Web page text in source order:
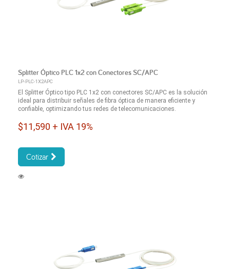
Splitter Óptico PLC 1x2 con Conectores SC/APC
LP-PLC-1X2APC
El Splitter Óptico tipo PLC 1x2 con conectores SC/APC es la solución
ideal para distribuir señales de fibra óptica de manera eficiente y
confiable, optimizando tus redes de telecomunicaciones.
$11,590 + IVA 19%
Cotizar